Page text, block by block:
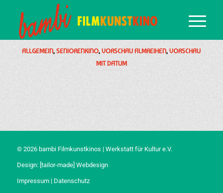
ALLGEMEIN,SENIORENKINO,VORSCHAU FILMREIHEN,VORSCHAU
MIT DATUM
© 2026 bambi Filmkunstkinos | Werkstatt für Kultur e.V.
Design: [tailor-made] Webdesign
Impressum| Datenschutz